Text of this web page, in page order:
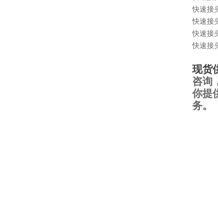
快速接
快速接
快速接
快速接
现货
咨询
你提
务。